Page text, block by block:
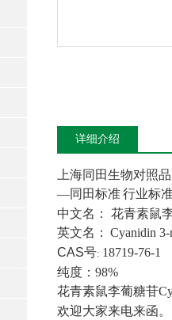
详细介绍
上海同田生物对照品
—同田标准行业标
中文名：
花青素鼠
英文名： Cyanidin
CAS号: 18719-76-1
纯度： 98%
花青素鼠李葡糖苷
欢迎大家来电来函